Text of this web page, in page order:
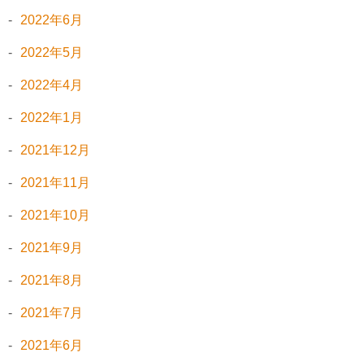
2022年6月
2022年5月
2022年4月
2022年1月
2021年12月
2021年11月
2021年10月
2021年9月
2021年8月
2021年7月
2021年6月